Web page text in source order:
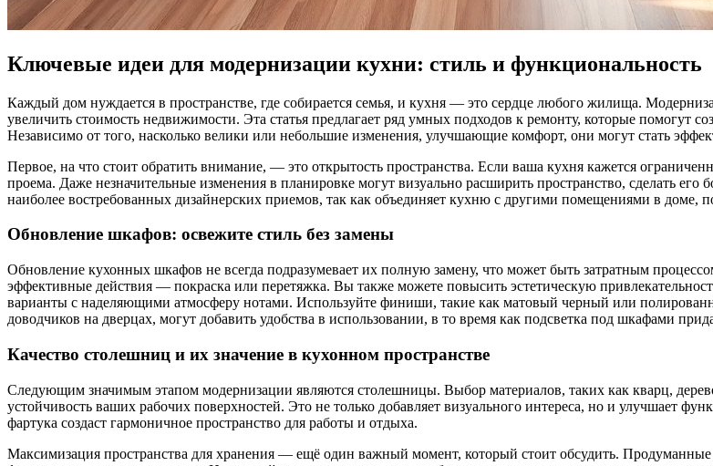
Ключевые идеи для модернизации кухни: стиль и функциональность
Каждый дом нуждается в пространстве, где собирается семья, и кухня — это сердце любого жилища.
увеличить стоимость недвижимости. Эта статья предлагает ряд умных подходов к ремонту, которые помогут
Независимо от того, насколько велики или небольшие изменения, улучшающие комфорт, они могут стать
Первое, на что стоит обратить внимание, — это открытость пространства. Если ваша кухня кажется
проема. Даже незначительные изменения в планировке могут визуально расширить пространство, сделать
наиболее востребованных дизайнерских приемов, так как объединяет кухню с другими помещениями в доме,
Обновление шкафов: освежите стиль без замены
Обновление кухонных шкафов не всегда подразумевает их полную замену, что может быть затратным
эффективные действия — покраска или перетяжка. Вы также можете повысить эстетическую
варианты с наделяющими атмосферу нотами. Используйте финиши, такие как матовый черный или
доводчиков на дверцах, могут добавить удобства в использовании, в то время как подсветка под шкафами
Качество столешниц и их значение в кухонном пространстве
Следующим значимым этапом модернизации являются столешницы. Выбор материалов, таких как кварц,
устойчивость ваших рабочих поверхностей. Это не только добавляет визуального интереса, но и улучшает
фартука создаст гармоничное пространство для работы и отдыха.
Максимизация пространства для хранения — ещё один важный момент, который стоит обсудить.